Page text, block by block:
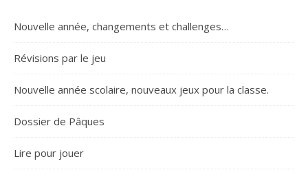
Nouvelle année, changements et challenges…
Révisions par le jeu
Nouvelle année scolaire, nouveaux jeux pour la classe.
Dossier de Pâques
Lire pour jouer